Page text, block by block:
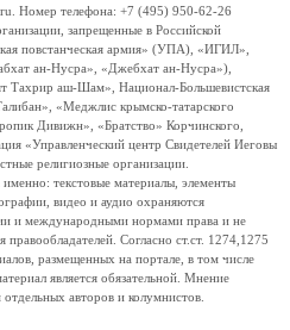
Номер телефона: +7 (495) 950-62-26
запрещенные в Российской
повстанческая армия» (УПА), «ИГИЛ»,
ан-Нусра», «Джебхат ан-Нусра»),
Тахрир аш-Шам», Национал-Большевистская
«Меджлис крымско-татарского
Дивижн», «Братство» Корчинского,
«Управленческий центр Свидетелей Иеговы
религиозные организации.
текстовые материалы, элементы
видео и аудио охраняются
и международными нормами права и не
Согласно ст.ст. 1274,1275
размещенных на портале, в том числе
является обязательной. Мнение
авторов и колумнистов.